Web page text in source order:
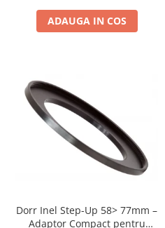
ADAUGA IN COS
Dorr Inel Step-Up 58> 77mm –
Adaptor Compact pentru